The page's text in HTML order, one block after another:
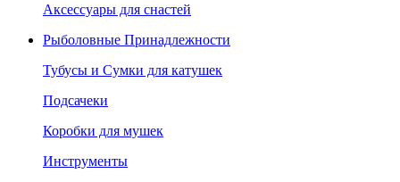
Аксессуары для снастей
Рыболовные Принадлежности
Тубусы и Сумки для катушек
Подсачеки
Коробки для мушек
Инструменты